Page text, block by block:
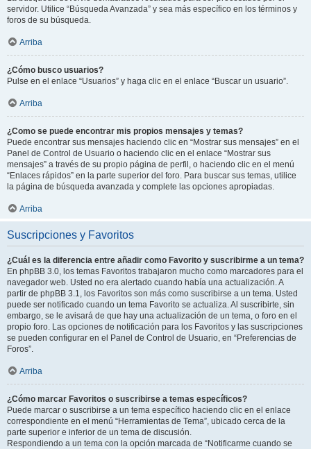
servidor. Utilice “Búsqueda Avanzada” y sea más específico en los términos y
foros de su búsqueda.
Arriba
¿Cómo busco usuarios?
Pulse en el enlace “Usuarios” y haga clic en el enlace “Buscar un usuario”.
Arriba
¿Como se puede encontrar mis propios mensajes y temas?
Puede encontrar sus mensajes haciendo clic en “Mostrar sus mensajes” en el
Panel de Control de Usuario o haciendo clic en el enlace “Mostrar sus
mensajes” a través de su propio página de perfil, o haciendo clic en el menú
“Enlaces rápidos” en la parte superior del foro. Para buscar sus temas, utilice
la página de búsqueda avanzada y complete las opciones apropiadas.
Arriba
Suscripciones y Favoritos
¿Cuál es la diferencia entre añadir como Favorito y suscribirme a un tema?
En phpBB 3.0, los temas Favoritos trabajaron mucho como marcadores para el
navegador web. Usted no era alertado cuando había una actualización. A
partir de phpBB 3.1, los Favoritos son más como suscribirse a un tema. Usted
puede ser notificado cuando un tema Favorito se actualiza. Al suscribirte, sin
embargo, se le avisará de que hay una actualización de un tema, o foro en el
propio foro. Las opciones de notificación para los Favoritos y las suscripciones
se pueden configurar en el Panel de Control de Usuario, en “Preferencias de
Foros”.
Arriba
¿Cómo marcar Favoritos o suscribirse a temas específicos?
Puede marcar o suscribirse a un tema específico haciendo clic en el enlace
correspondiente en el menú “Herramientas de Tema”, ubicado cerca de la
parte superior e inferior de un tema de discusión.
Respondiendo a un tema con la opción marcada de “Notificarme cuando se